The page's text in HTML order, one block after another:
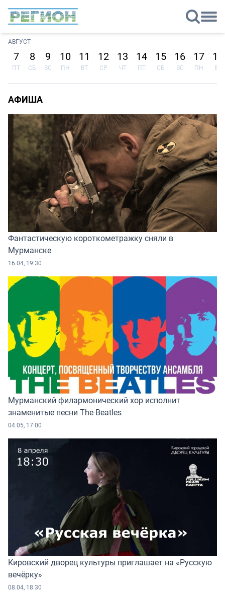
АВГУСТ
7
ПТ
8
СБ
9
ВС
10
ПН
11
ВТ
12
СР
13
ЧТ
14
ПТ
15
СБ
16
ВС
17
ПН
18
ВТ
АФИША
Фантастическую короткометражку сняли в
Мурманске
16.04, 19:30
Мурманский филармонический хор исполнит
знаменитые песни The Beatles
04.05, 17:00
Кировский дворец культуры приглашает на «Русскую
вечёрку»
08.04, 18:30